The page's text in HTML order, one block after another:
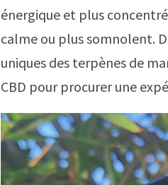
énergique et plus
calme ou plus somnolent.
uniques des terpènes de
CBD pour procurer une